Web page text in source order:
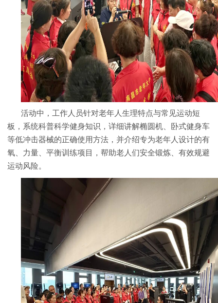
活动中，工作人员针对老年人生理特点与常见运动短
板，系统科普科学健身知识，详细讲解椭圆机、卧式健身车
等低冲击器械的正确使用方法，并介绍专为老年人设计的有
氧、力量、平衡训练项目，帮助老人们安全锻炼、有效规避
运动风险。